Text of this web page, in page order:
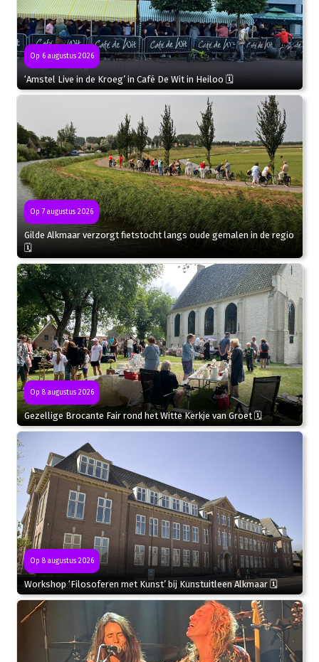
Op 6 augustus 2026
‘Amstel Live in de Kroeg’ in Café De Wit in Heiloo 🗓
Op 7 augustus 2026
Gilde Alkmaar verzorgt fietstocht langs oude gemalen in de regio
🗓
Op 8 augustus 2026
Gezellige Brocante Fair rond het Witte Kerkje van Groet 🗓
Op 8 augustus 2026
Workshop ‘Filosoferen met Kunst’ bij Kunstuitleen Alkmaar 🗓